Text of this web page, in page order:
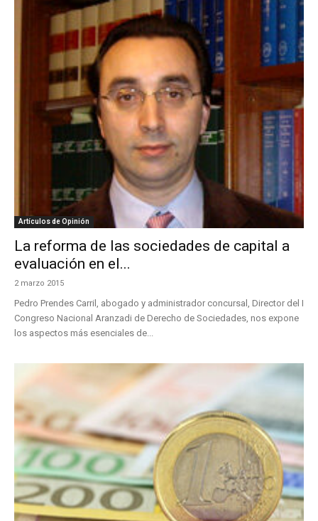
Artículos de Opinión
La reforma de las sociedades de capital a
evaluación en el...
2 marzo 2015
Pedro Prendes Carril, abogado y administrador concursal, Director del I
Congreso Nacional Aranzadi de Derecho de Sociedades, nos expone
los aspectos más esenciales de...